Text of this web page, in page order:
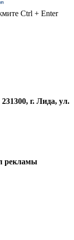
Ctrl + Enter
г. Лида, ул.
рекламы